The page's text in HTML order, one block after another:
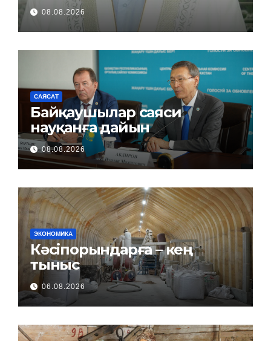
08.08.2026
САЯСАТ
Байқаушылар саяси
науқанға дайын
08.08.2026
ЭКОНОМИКА
Кәсіпорындарға – кең
тыныс
06.08.2026